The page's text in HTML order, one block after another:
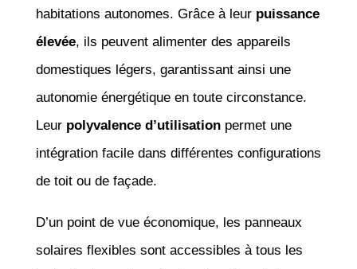
habitations autonomes. Grâce à leur puissance
élevée, ils peuvent alimenter des appareils
domestiques légers, garantissant ainsi une
autonomie énergétique en toute circonstance.
Leur polyvalence d’utilisationpermet une
intégration facile dans différentes configurations
de toit ou de façade.
D’un point de vue économique, les panneaux
solaires flexibles sont accessibles à tous les